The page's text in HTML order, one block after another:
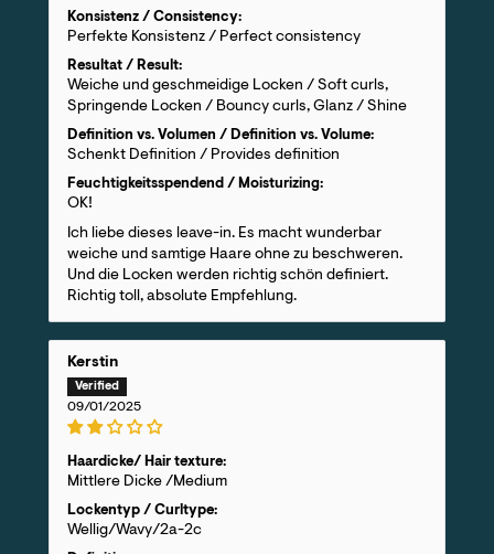
Konsistenz / Consistency:
Perfekte Konsistenz / Perfect consistency
Resultat / Result:
Weiche und geschmeidige Locken / Soft curls,
Springende Locken / Bouncy curls, Glanz / Shine
Definition vs. Volumen / Definition vs. Volume:
Schenkt Definition / Provides definition
Feuchtigkeitsspendend / Moisturizing:
OK!
Ich liebe dieses leave-in. Es macht wunderbar
weiche und samtige Haare ohne zu beschweren.
Und die Locken werden richtig schön definiert.
Richtig toll, absolute Empfehlung.
Kerstin
09/01/2025
Haardicke/ Hair texture:
Mittlere Dicke /Medium
Lockentyp / Curltype:
Wellig/Wavy/2a-2c